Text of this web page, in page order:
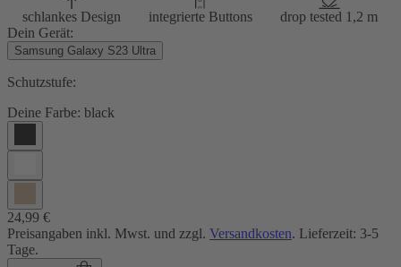
schlankes Design integrierte Buttons
drop tested 1,2 m
Dein Gerät:
Samsung Galaxy S23 Ultra
Schutzstufe:
Deine Farbe: black
24,99 €
Preisangaben inkl. Mwst. und zzgl. Versandkosten. Lieferzeit: 3-5
Tage.